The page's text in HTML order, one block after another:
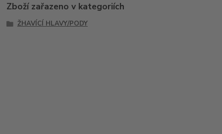
Zboží zařazeno v kategoriích
ŽHAVÍCÍ HLAVY/PODY